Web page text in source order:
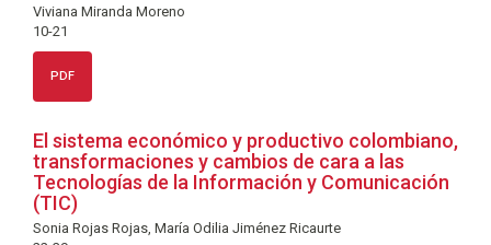
Viviana Miranda Moreno
10-21
PDF
El sistema económico y productivo colombiano,
transformaciones y cambios de cara a las
Tecnologías de la Información y Comunicación
(TIC)
Sonia Rojas Rojas, María Odilia Jiménez Ricaurte